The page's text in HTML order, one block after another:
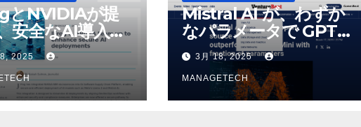
とNVIDIAが提
安全なAI導入を
2025
Mistral AI が、わずか
なパラメータで GPT-
4o Mini を上回る新し
いオープンソース モ
デルをリリース |
VentureBeat
3月 18, 2025
MANAGETECH